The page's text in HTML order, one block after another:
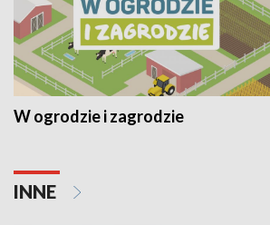
W ogrodzie i zagrodzie
INNE